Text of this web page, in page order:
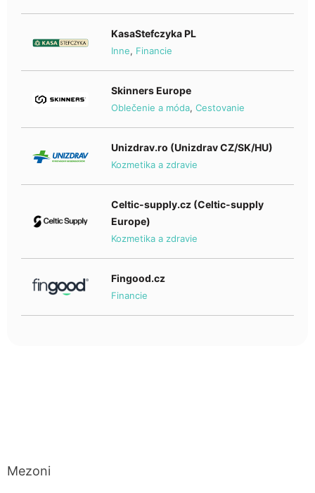
KasaStefczyka PL
Inne, Financie
Skinners Europe
Oblečenie a móda, Cestovanie
Unizdrav.ro (Unizdrav CZ/SK/HU)
Kozmetika a zdravie
Celtic-supply.cz (Celtic-supply
Europe)
Kozmetika a zdravie
Fingood.cz
Financie
Mezoni